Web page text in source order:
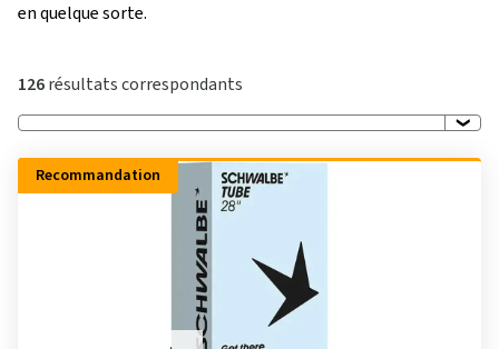
en quelque sorte.
126résultats correspondants
Recommandation